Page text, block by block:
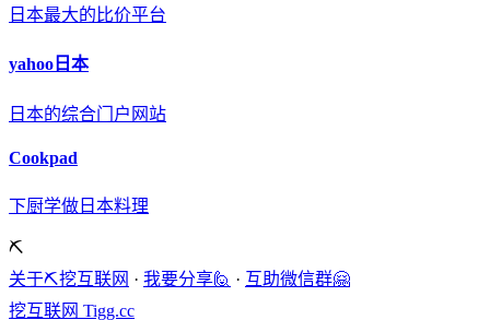
日本最大的比价平台
yahoo日本
日本的综合门户网站
Cookpad
下厨学做日本料理
⛏️
关于⛏️挖互联网 · 我要分享🙋 · 互助微信群🤗
挖互联网 Tigg.cc